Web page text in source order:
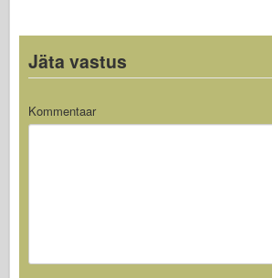
Jäta vastus
Kommentaar